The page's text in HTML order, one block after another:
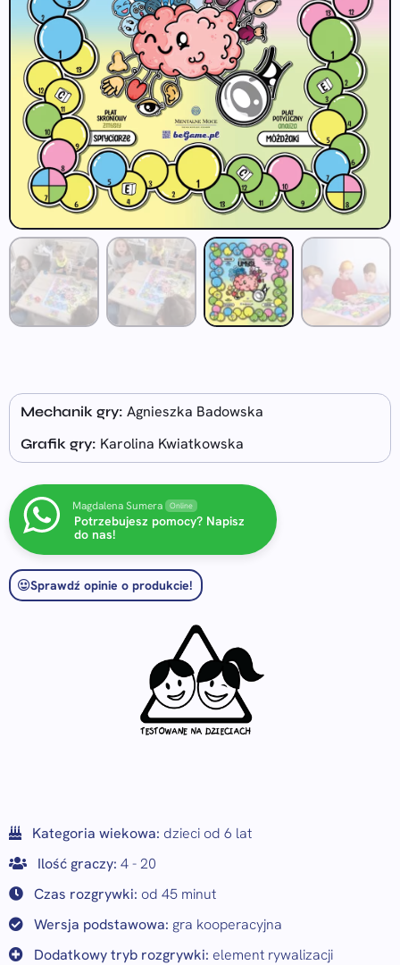
Mechanik gry: Agnieszka Badowska
Grafik gry: Karolina Kwiatkowska
Magdalena Sumera Online
Potrzebujesz pomocy? Napisz
do nas!
Sprawdź opinie o produkcie!
Kategoria wiekowa: dzieci od 6 lat
Ilość graczy: 4 - 20
Czas rozgrywki: od 45 minut
Wersja podstawowa: gra kooperacyjna
Dodatkowy tryb rozgrywki: element rywalizacji